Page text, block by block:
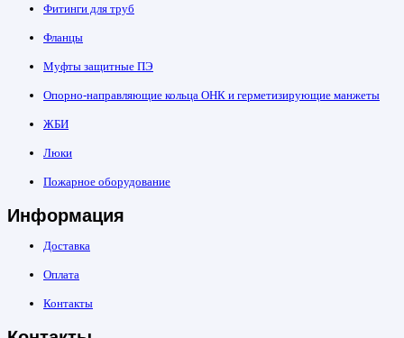
Фитинги для труб
Фланцы
Муфты защитные ПЭ
Опорно-направляющие кольца ОНК и герметизирующие манжеты
ЖБИ
Люки
Пожарное оборудование
Информация
Доставка
Оплата
Контакты